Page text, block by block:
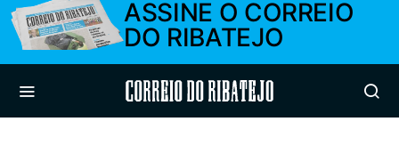
ASSINE O CORREIO
DO RIBATEJO
Correio do Ribatejo